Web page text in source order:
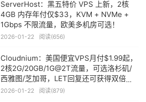
ServerHost：黑五特价 VPS 上新，2核
4GB 内存年付仅$33，KVM + NVMe +
1Gbps 不限流量，欧美多机房可选！
2026-01-22 阅读(656)
Cloudnium：美国便宜VPS月付$1.99起，
2核2G/20GB/1G@2T流量，可选洛杉矶/
西雅图/芝加哥，LET回复还可获得双倍流
量/存储/vCpu
2026-01-22 阅读(879)